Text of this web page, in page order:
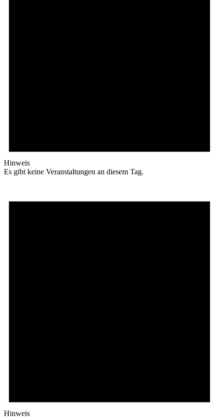
Hinweis
Es gibt keine Veranstaltungen an diesem Tag.
Hinweis